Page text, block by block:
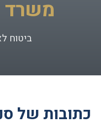
משרד
ביטוח
כתובות של